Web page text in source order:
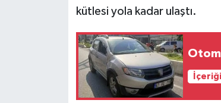
kütlesi yola kadar ulaştı.
İş Dünyası